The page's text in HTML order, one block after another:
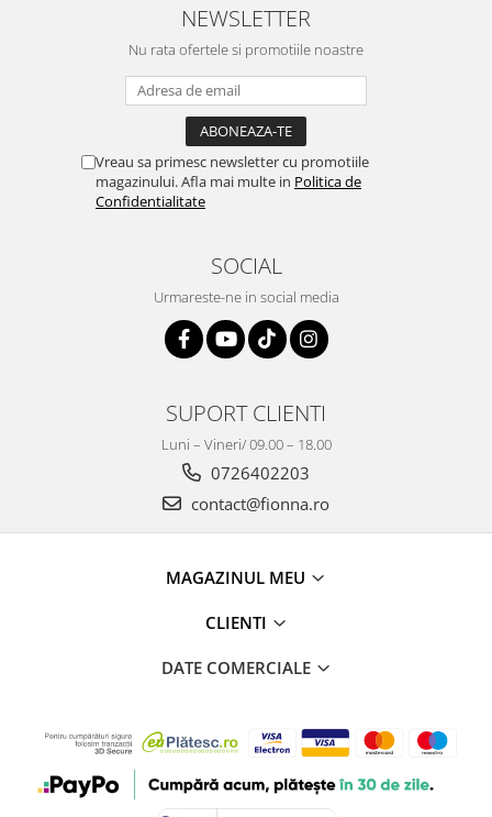
NEWSLETTER
Nu rata ofertele si promotiile noastre
Vreau sa primesc newsletter cu promotiile
magazinului. Afla mai multe in Politica de
Confidentialitate
SOCIAL
Urmareste-ne in social media
SUPORT CLIENTI
Luni – Vineri/ 09.00 – 18.00
0726402203
contact@fionna.ro
MAGAZINUL MEU
CLIENTI
DATE COMERCIALE